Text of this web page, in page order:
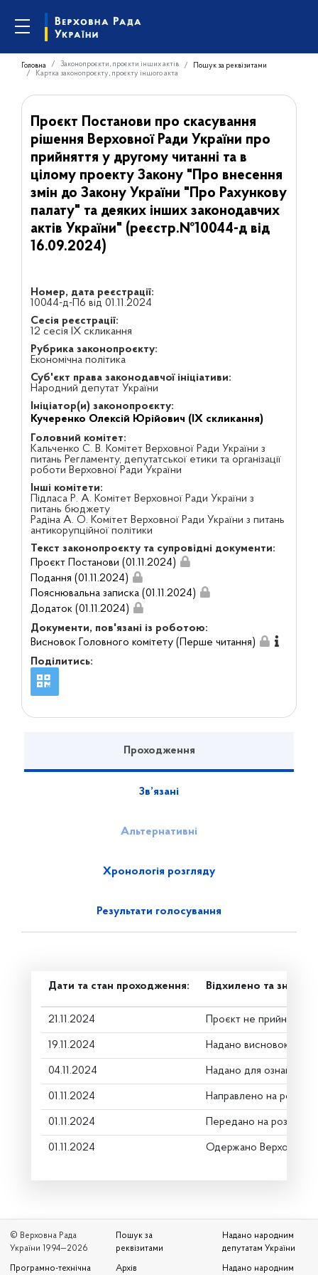
Головна Законопроєкти, проєкти інших актів
Пошук за реквізитами
Картка законопроєкту, проєкту іншого акта
Проєкт Постанови про скасування
рішення Верховної Ради України про
прийняття у другому читанні та в
цілому проекту Закону "Про внесення
змін до Закону України "Про Рахункову
палату" та деяких інших законодавчих
актів України" (реєстр.№10044-д від
16.09.2024)
Номер, дата реєстрації:
10044-д-П6 від 01.11.2024
Сесія реєстрації:
12 сесія IX скликання
Рубрика законопроєкту:
Економічна політика
Суб'єкт права законодавчої ініціативи:
Народний депутат України
Ініціатор(и) законопроєкту:
Кучеренко Олексій Юрійович (IX скликання)
Головний комітет:
Кальченко С. В. Комітет Верховної Ради України з
питань Регламенту, депутатської етики та організації
роботи Верховної Ради України
Інші комітети:
Підласа Р. А. Комітет Верховної Ради України з
питань бюджету
Радіна А. О. Комітет Верховної Ради України з питань
антикорупційної політики
Текст законопроєкту та супровідні документи:
Проєкт Постанови (01.11.2024)
Подання (01.11.2024)
Пояснювальна записка (01.11.2024)
Додаток (01.11.2024)
Документи, пов'язані із роботою:
Висновок Головного комітету (Перше читання)
Поділитись:
Проходження
Зв’язані
Альтернативні
Хронологія розгляду
Результати голосування
Дати та стан проходження: Відхилено та знято
21.11.2024 Проєкт не прийнято
19.11.2024 Надано висновок
04.11.2024 Надано для
01.11.2024 Направлено на
01.11.2024 Передано на розгляд
01.11.2024 Одержано Верховною
© Верховна Рада
України 1994—2026
Програмно-технічна
Пошук за
реквізитами
Архів
Надано народним
депутатам України
Надано народним